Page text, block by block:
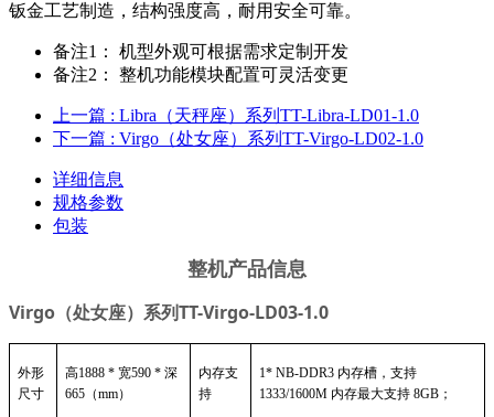
钣金工艺制造，结构强度高，耐用安全可靠。
备注1：
机型外观可根据需求定制开发
备注2：
整机功能模块配置可灵活变更
上一篇 : Libra（天秤座）系列TT-Libra-LD01-1.0
下一篇 : Virgo（处女座）系列TT-Virgo-LD02-1.0
详细信息
规格参数
包装
整机产品信息
Virgo （处女座）系列TT-Virgo-LD03-1.0
外形
尺寸
高1888 * 宽590 * 深
665（mm）
内存支
持
1* NB-DDR3 内存槽，支持
1333/1600M 内存最大支持 8GB；